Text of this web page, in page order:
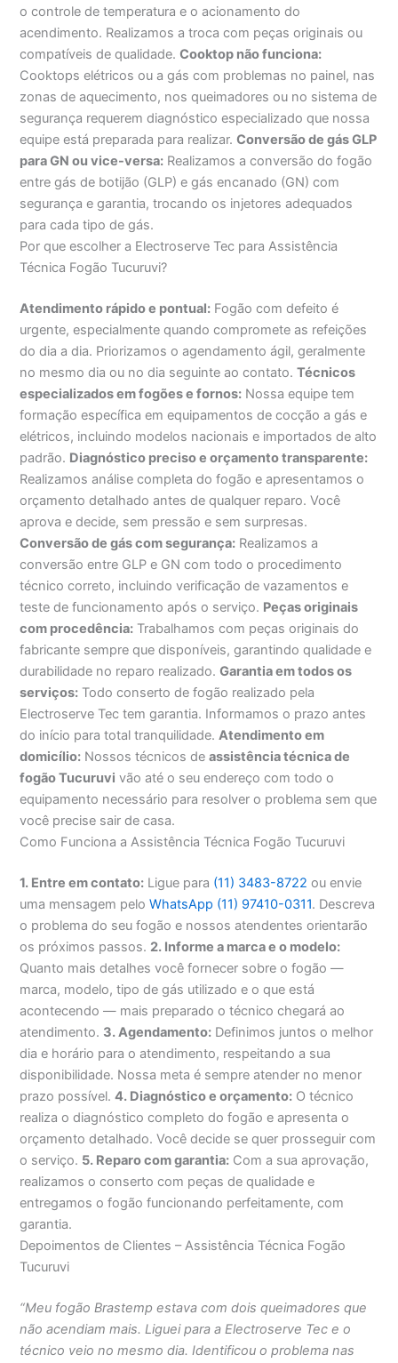
o controle de temperatura e o acionamento do
acendimento. Realizamos a troca com peças originais ou
compatíveis de qualidade.Cooktop não funciona:
Cooktops elétricos ou a gás com problemas no painel, nas
zonas de aquecimento, nos queimadores ou no sistema de
segurança requerem diagnóstico especializado que nossa
equipe está preparada para realizar.Conversão de gás GLP
para GN ou vice-versa: Realizamos a conversão do fogão
entre gás de botijão (GLP) e gás encanado (GN) com
segurança e garantia, trocando os injetores adequados
para cada tipo de gás.
Por que escolher a Electroserve Tec para Assistência
Técnica Fogão Tucuruvi?
Atendimento rápido e pontual: Fogão com defeito é
urgente, especialmente quando compromete as refeições
do dia a dia. Priorizamos o agendamento ágil, geralmente
no mesmo dia ou no dia seguinte ao contato.Técnicos
especializados em fogões e fornos: Nossa equipe tem
formação específica em equipamentos de cocção a gás e
elétricos, incluindo modelos nacionais e importados de alto
padrão. Diagnóstico preciso e orçamento transparente:
Realizamos análise completa do fogão e apresentamos o
orçamento detalhado antes de qualquer reparo. Você
aprova e decide, sem pressão e sem surpresas.
Conversão de gás com segurança: Realizamos a
conversão entre GLP e GN com todo o procedimento
técnico correto, incluindo verificação de vazamentos e
teste de funcionamento após o serviço. Peças originais
com procedência: Trabalhamos com peças originais do
fabricante sempre que disponíveis, garantindo qualidade e
durabilidade no reparo realizado.Garantia em todos os
serviços: Todo conserto de fogão realizado pela
Electroserve Tec tem garantia. Informamos o prazo antes
do início para total tranquilidade.Atendimento em
domicílio: Nossos técnicos deassistência técnica de
fogão Tucuruvi vão até o seu endereço com todo o
equipamento necessário para resolver o problema sem que
você precise sair de casa.
Como Funciona a Assistência Técnica Fogão Tucuruvi
1. Entre em contato: Ligue para (11) 3483-8722 ou envie
uma mensagem peloWhatsApp (11) 97410-0311. Descreva
o problema do seu fogão e nossos atendentes orientarão
os próximos passos. 2. Informe a marca e o modelo:
Quanto mais detalhes você fornecer sobre o fogão —
marca, modelo, tipo de gás utilizado e o que está
acontecendo — mais preparado o técnico chegará ao
atendimento. 3. Agendamento: Definimos juntos o melhor
dia e horário para o atendimento, respeitando a sua
disponibilidade. Nossa meta é sempre atender no menor
prazo possível.4. Diagnóstico e orçamento: O técnico
realiza o diagnóstico completo do fogão e apresenta o
orçamento detalhado. Você decide se quer prosseguir com
o serviço. 5. Reparo com garantia: Com a sua aprovação,
realizamos o conserto com peças de qualidade e
entregamos o fogão funcionando perfeitamente, com
garantia.
Depoimentos de Clientes – Assistência Técnica Fogão
Tucuruvi
“Meu fogão Brastemp estava com dois queimadores que
não acendiam mais. Liguei para a Electroserve Tec e o
técnico veio no mesmo dia. Identificou o problema nas